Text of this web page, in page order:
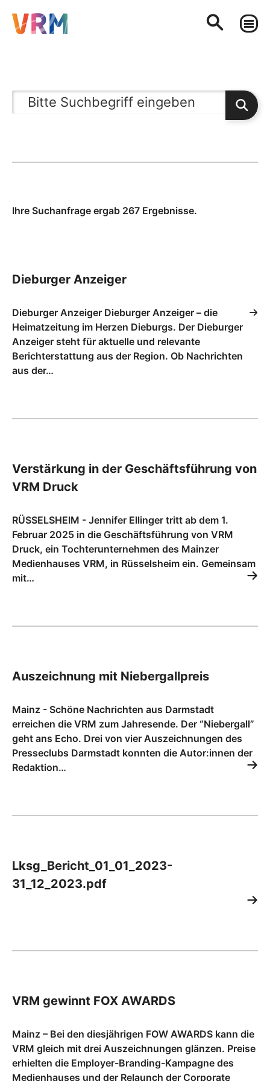
Ihre Suchanfrage ergab 267 Ergebnisse.
Dieburger Anzeiger
Dieburger Anzeiger Dieburger Anzeiger – die
Heimatzeitung im Herzen Dieburgs. Der Dieburger
Anzeiger steht für aktuelle und relevante
Berichterstattung aus der Region. Ob Nachrichten
aus der…
Verstärkung in der Geschäftsführung von
VRM Druck
RÜSSELSHEIM - Jennifer Ellinger tritt ab dem 1.
Februar 2025 in die Geschäftsführung von VRM
Druck, ein Tochterunternehmen des Mainzer
Medienhauses VRM, in Rüsselsheim ein. Gemeinsam
mit…
Auszeichnung mit Niebergallpreis
Mainz - Schöne Nachrichten aus Darmstadt
erreichen die VRM zum Jahresende. Der “Niebergall”
geht ans Echo. Drei von vier Auszeichnungen des
Presseclubs Darmstadt konnten die Autor:innen der
Redaktion…
Lksg_Bericht_01_01_2023-
31_12_2023.pdf
VRM gewinnt FOX AWARDS
Mainz – Bei den diesjährigen FOW AWARDS kann die
VRM gleich mit drei Auszeichnungen glänzen. Preise
erhielten die Employer-Branding-Kampagne des
Medienhauses und der Relaunch der Corporate